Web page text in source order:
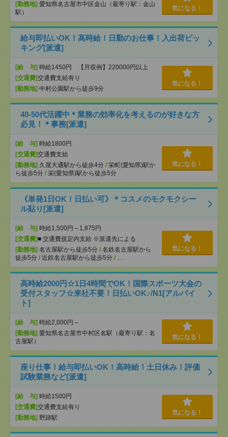
[勤務地] 愛知県名古屋市中区金山（最寄り駅：金山
駅）
気になる！
給与即払いOK！高時給！日勤のお仕事！入出荷ピッ
キング[派遣]
[給 与] 時給1450円 【月収例】220000円以上
[交通費]交通費支給有り
[勤務地] 中村公園駅から徒歩9分
気になる！
40-50代活躍中＊業務の効率化を考えるのが好きな方
必見！＊事務[派遣]
[給 与] 時給1800円
[交通費]交通費支給
[勤務地] 久屋大通駅から徒歩4分 / 栄町(愛知県)駅か
ら徒歩5分 / 栄(愛知県)駅から徒歩5分
気になる！
《単発1日OK！日払い可》＊コスメのモクモクシー
ル貼り[派遣]
[給 与] 時給1,500円～1,875円
[交通費]■ 交通費規定内支給 ※派遣先による
[勤務地] 名古屋駅から徒歩5分 / 名鉄名古屋駅から
徒歩5分 / 近鉄名古屋駅から徒歩5分 / …
気になる！
高時給2000円☆1日4時間でOK！国際スポーツ大会の
受付スタッフ☆来社不要！日払いOK♪/N1[アルバイ
ト]
[給 与] 時給2,000円～
[勤務地] 愛知県名古屋市中村区名駅（最寄り駅：名
古屋駅）
気になる！
座り仕事！給与即払いOK！高時給！土日休み！評価
試験業務など[派遣]
[給 与] 時給1500円
[交通費]交通費支給有り
[勤務地] 野跡駅
気になる！